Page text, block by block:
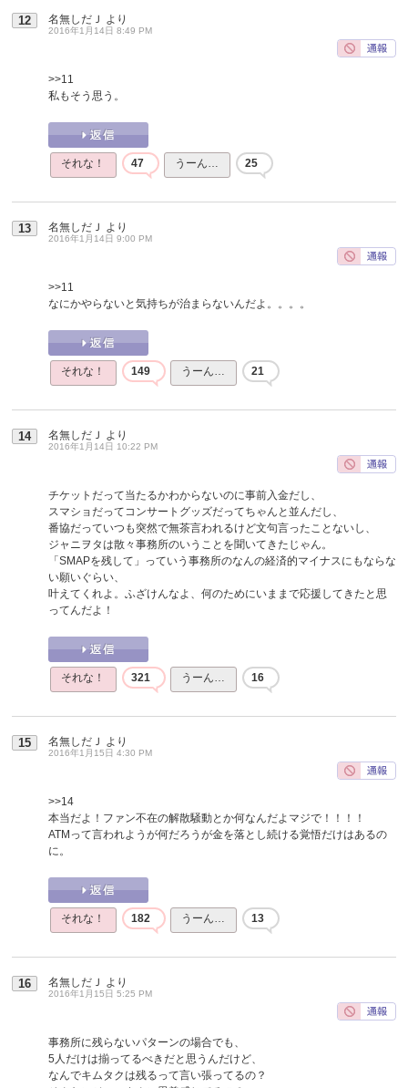
12 名無しだＪ より
2016年1月14日 8:49 PM
>>11
私もそう思う。
それな！ 47 うーん… 25
13 名無しだＪ より
2016年1月14日 9:00 PM
>>11
なにかやらないと気持ちが治まらないんだよ。。。。
それな！ 149 うーん… 21
14 名無しだＪ より
2016年1月14日 10:22 PM
チケットだって当たるかわからないのに事前入金だし、
スマショだってコンサートグッズだってちゃんと並んだし、
番協だっていつも突然で無茶言われるけど文句言ったことないし、
ジャニヲタは散々事務所のいうことを聞いてきたじゃん。
「SMAPを残して」っていう事務所のなんの経済的マイナスにもならな
い願いぐらい、
叶えてくれよ。ふざけんなよ、何のためにいままで応援してきたと思
ってんだよ！
それな！ 321 うーん… 16
15 名無しだＪ より
2016年1月15日 4:30 PM
>>14
本当だよ！ファン不在の解散騒動とか何なんだよマジで！！！！
ATMって言われようが何だろうが金を落とし続ける覚悟だけはあるの
に。
それな！ 182 うーん… 13
16 名無しだＪ より
2016年1月15日 5:25 PM
事務所に残らないパターンの場合でも、
5人だけは揃ってるべきだと思うんだけど、
なんでキムタクは残るって言い張ってるの？